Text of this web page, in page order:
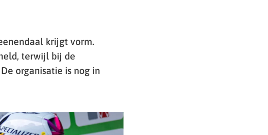
krijgt vorm.
terwijl bij de
organisatie is nog in